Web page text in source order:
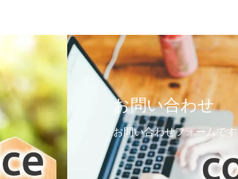
お問い合わせ
お問い合わせフォームです